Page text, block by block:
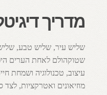
מדריך
שליש עיר, שליש טבע,
שטוקהולם לאחת הערים
עיצוב, טכנולוגיה ושמחת
מוזיאונים ואטרקציות,